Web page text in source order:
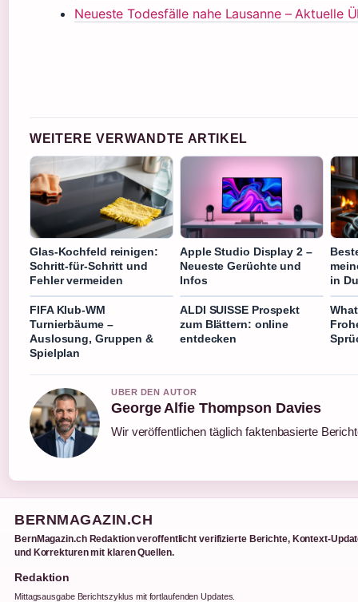
Neueste Todesfälle nahe Lausanne – Aktuelle
WEITERE VERWANDTE ARTIKEL
Glas-Kochfeld reinigen:
Schritt-für-Schritt und
Fehler vermeiden
Apple Studio Display 2 –
Neueste Gerüchte und
Infos
in
FIFA Klub-WM
Turnierbäume –
Auslosung, Gruppen &
Spielplan
ALDI SUISSE Prospekt
zum Blättern: online
entdecken
UBER DEN AUTOR
George Alfie Thompson Davies
Wir veröffentlichen täglich faktenbasierte
BERNMAGAZIN.CH
BernMagazin.ch Redaktion veroffentlicht verifizierte Berichte, Kontext-
und Korrekturen mit klaren Quellen.
Redaktion
Mittagsausgabe Berichtszyklus mit fortlaufenden Updates.